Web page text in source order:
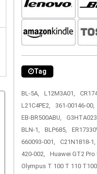
Tag
BL-5A, L12M3A01,
L21C4PE2,
361-00146-00,
EB-BR500ABU,
BLN-1,
BLP685,
660093-001,
C21N1818-1,
420-002,
Huawei GT2 Pro
Olympus T 100 T 110